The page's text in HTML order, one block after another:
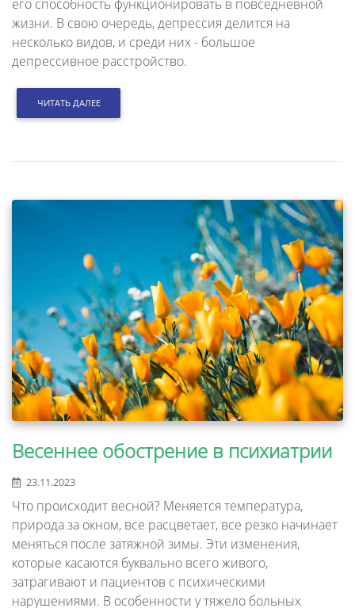
его способность функционировать в повседневной
жизни. В свою очередь, депрессия делится на
несколько видов, и среди них - большое
депрессивное расстройство.
ЧИТАТЬ ДАЛЕЕ
Весеннее обострение в психиатрии
23.11.2023
Что происходит весной? Меняется температура,
природа за окном, все расцветает, все резко начинает
меняться после затяжной зимы. Эти изменения,
которые касаются буквально всего живого,
затрагивают и пациентов с психическими
нарушениями. В особенности у тяжело больных